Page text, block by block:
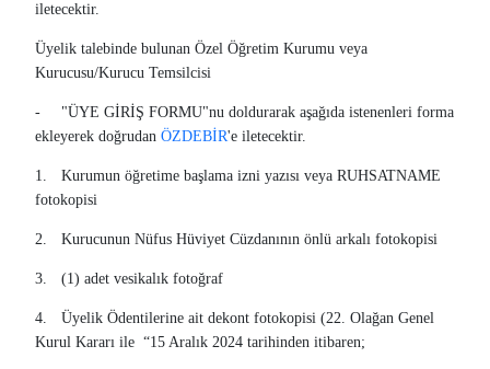
iletecektir.
Üyelik talebinde bulunan Özel Öğretim Kurumu veya
Kurucusu/Kurucu Temsilcisi
-
"ÜYE GİRİŞ FORMU"nu doldurarak aşağıda istenenleri forma
ekleyerek doğrudan ÖZDEBİR'e iletecektir.
1.
Kurumun öğretime başlama izni yazısı veya RUHSATNAME
fotokopisi
2. Kurucunun Nüfus Hüviyet Cüzdanının önlü arkalı fotokopisi
3. (1) adet vesikalık fotoğraf
4.
Üyelik Ödentilerine ait dekont fotokopisi (22. Olağan Genel
Kurul Kararı ile “15 Aralık 2024 tarihinden itibaren;